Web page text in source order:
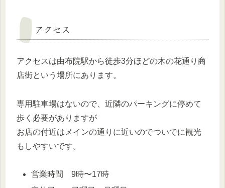
アクセス
アクセスは由布院駅から徒歩3分ほどの木の花通り商
店街という場所にあります。
専用駐車場はないので、近隣のパーキングに停めて
歩く必要がありますが
お店の付近はメインの通りに近いのでついでに観光
もしやすいです。
営業時間 9時〜17時